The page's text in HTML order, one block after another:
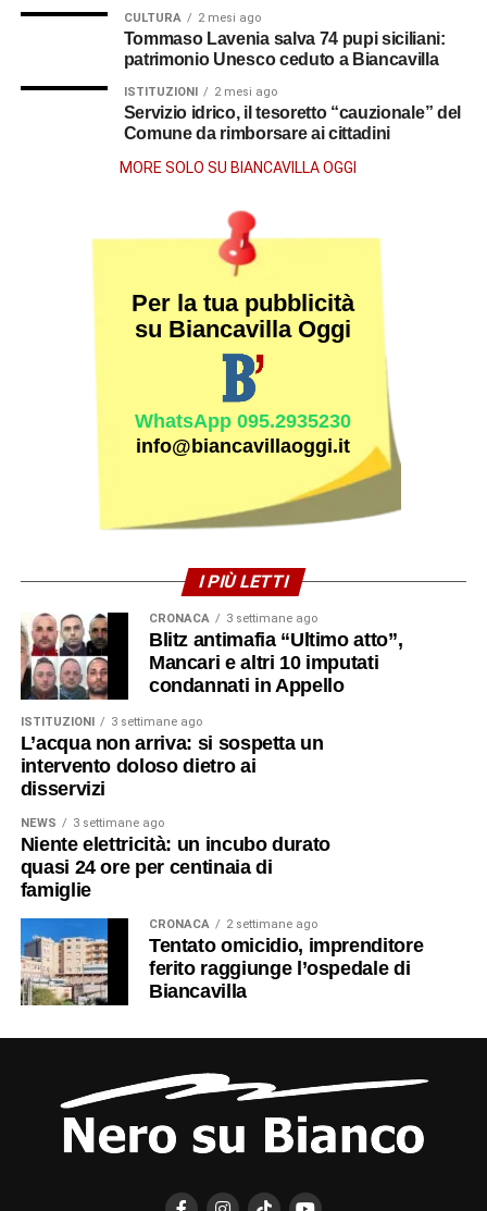
CULTURA 2 mesi ago
Tommaso Lavenia salva 74 pupi siciliani:
patrimonio Unesco ceduto a Biancavilla
ISTITUZIONI 2 mesi ago
Servizio idrico, il tesoretto “cauzionale” del
Comune da rimborsare ai cittadini
MORE SOLO SU BIANCAVILLA OGGI
Per la tua pubblicità
su Biancavilla Oggi
WhatsApp 095.2935230
info@biancavillaoggi.it
I PIÙ LETTI
CRONACA 3 settimane ago
Blitz antimafia “Ultimo atto”,
Mancari e altri 10 imputati
condannati in Appello
ISTITUZIONI 3 settimane ago
L’acqua non arriva: si sospetta un
intervento doloso dietro ai
disservizi
NEWS 3 settimane ago
Niente elettricità: un incubo durato
quasi 24 ore per centinaia di
famiglie
CRONACA 2 settimane ago
Tentato omicidio, imprenditore
ferito raggiunge l’ospedale di
Biancavilla